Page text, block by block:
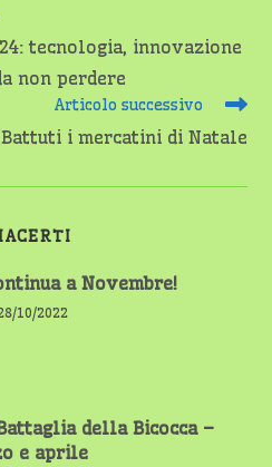
tecnologia, innovazione
non perdere
Articolo successivo
Battuti i mercatini di Natale
a Novembre!
10/2022
della Bicocca –
e aprile